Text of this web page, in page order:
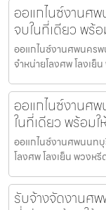
ออแกไนซ์งานศ
จบในที่เดียว พร้
ออแกไนซ์งานศพนคร
จำหน่ายโลงศพ โลงเย็
ออแกไนซ์งานศ
ในที่เดียว พร้อม
ออแกไนซ์งานศพนนท
โลงศพ โลงเย็น พวงห
รับจ้างจัดงานศ